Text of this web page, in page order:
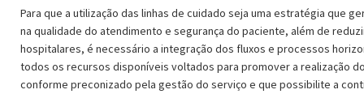
Para que a utilização das linhas de cuidado seja uma estratégia que
na qualidade do atendimento e segurança do paciente, além de
hospitalares, é necessário a integração dos fluxos e processos
todos os recursos disponíveis voltados para promover a realização
conforme preconizado pela gestão do serviço e que possibilite a